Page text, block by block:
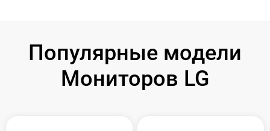
Популярные модели
Мониторов LG